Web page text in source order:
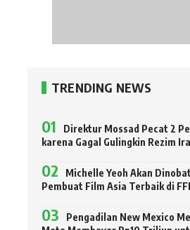
TRENDING NEWS
Direktur Mossad Pecat 2
karena Gagal Gulingkin Rezim
Michelle Yeoh Akan
Pembuat Film Asia Terbaik di
Pengadilan New Mexico